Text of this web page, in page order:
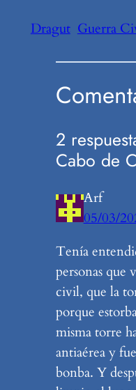
Dragut Guerra
2
Cabo de
Arf
05/03/
Tenía
personas que
civil, que la
porque
misma torre
antiaérea y
bonba. Y